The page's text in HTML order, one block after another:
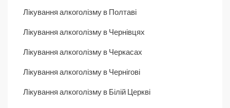
Лікування алкоголізму в Полтаві
Лікування алкоголізму в Чернівцях
Лікування алкоголізму в Черкасах
Лікування алкоголізму в Чернігові
Лікування алкоголізму в Білій Церкві